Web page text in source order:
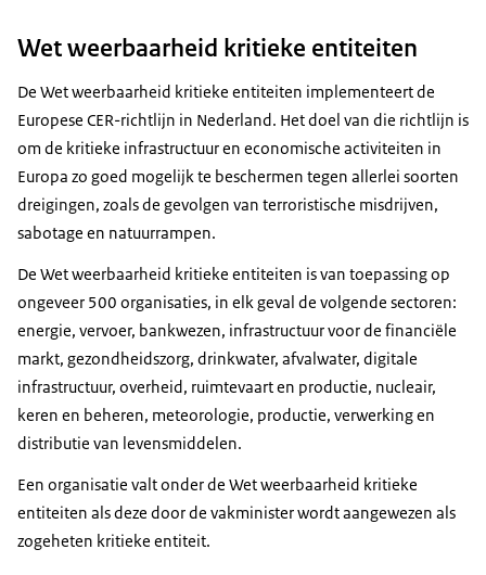
Wet weerbaarheid kritieke entiteiten
De Wet weerbaarheid kritieke entiteiten implementeert de
Europese CER-richtlijn in Nederland. Het doel van die richtlijn is
om de kritieke infrastructuur en economische activiteiten in
Europa zo goed mogelijk te beschermen tegen allerlei soorten
dreigingen, zoals de gevolgen van terroristische misdrijven,
sabotage en natuurrampen.
De Wet weerbaarheid kritieke entiteiten is van toepassing op
ongeveer 500 organisaties, in elk geval de volgende sectoren:
energie, vervoer, bankwezen, infrastructuur voor de financiële
markt, gezondheidszorg, drinkwater, afvalwater, digitale
infrastructuur, overheid, ruimtevaart en productie, nucleair,
keren en beheren, meteorologie, productie, verwerking en
distributie van levensmiddelen.
Een organisatie valt onder de Wet weerbaarheid kritieke
entiteiten als deze door de vakminister wordt aangewezen als
zogeheten kritieke entiteit.